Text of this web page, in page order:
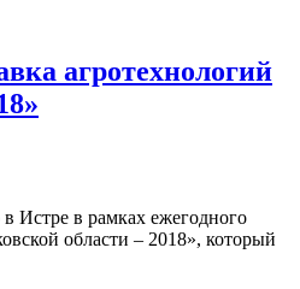
агротехнологий
Истре в рамках ежегодного
области – 2018», который